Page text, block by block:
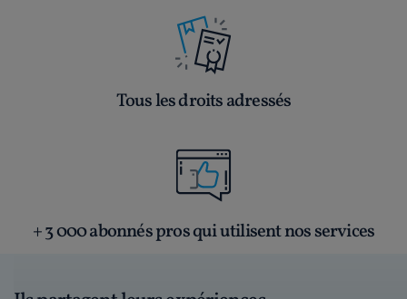
Tous les droits adressés
+ 3 000 abonnés pros qui utilisent nos services